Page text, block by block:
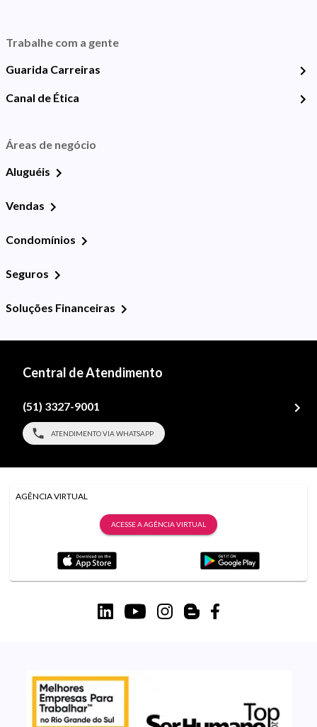
Trabalhe com a gente
Guarida Carreiras
Canal de Ética
Áreas de negócio
Aluguéis
Vendas
Condomínios
Seguros
Soluções Financeiras
Central de Atendimento
(51) 3327-9001
ATENDIMENTO VIA WHATSAPP
AGÊNCIA VIRTUAL
ACESSE A AGÊNCIA VIRTUAL